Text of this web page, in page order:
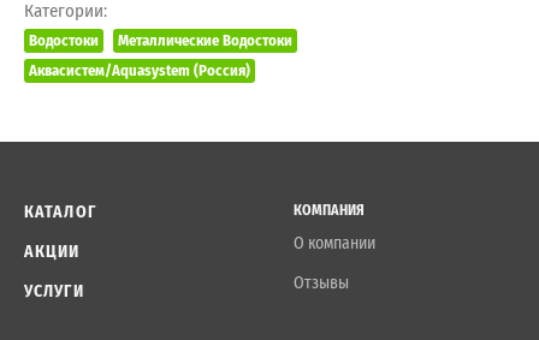
Категории:
Водостоки
Металлические Водостоки
Аквасистем/Aquasystem (Россия)
КАТАЛОГ
АКЦИИ
УСЛУГИ
КОМПАНИЯ
О компании
Отзывы